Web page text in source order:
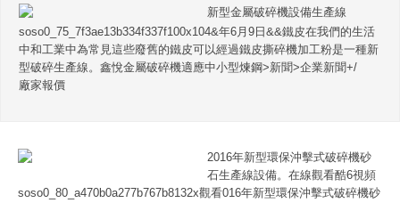
新型金屬破碎機設備生產線
soso0_75_7f3ae13b334f337f100x104&年6月9日&&鐵皮在我們的生活
中和工業中為常見這些廢舊的鐵皮可以經過鐵皮撕碎機加工粉是一種新
型破碎生產線。鑫悅金屬破碎機適應中小型煉鋼>新聞>企業新聞+/
廠家報價
2016年新型環保沖擊式破碎機砂
石生產線設備。在線觀看酷6視頻
soso0_80_a470b0a277b767b8132x觀看016年新型環保沖擊式破碎機砂